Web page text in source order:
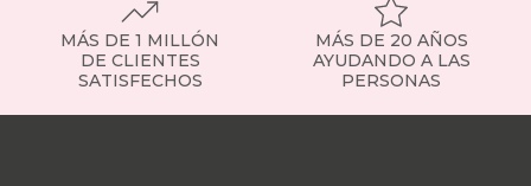
MÁS DE 1 MILLÓN
DE CLIENTES
SATISFECHOS
MÁS DE 20 AÑOS
AYUDANDO A LAS
PERSONAS